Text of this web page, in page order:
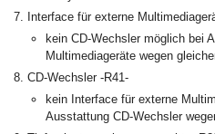
Interface für externe
kein CD-Wechsler möglich bei
Multimediageräte wegen
CD-Wechsler -R41-
kein Interface für externe
Ausstattung CD-Wechsler